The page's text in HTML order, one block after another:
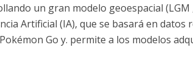
un gran modelo geoespacial (LGM
Artificial (IA), que se basará en datos
Go y. permite a los modelos